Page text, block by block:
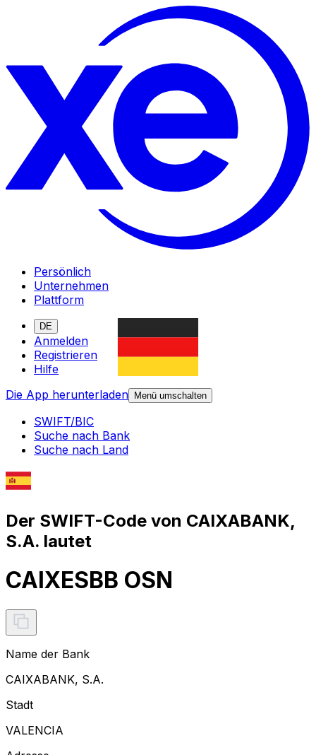
Persönlich
Unternehmen
Plattform
DE
Anmelden
Registrieren
Hilfe
Die App herunterladen
Menü umschalten
SWIFT/BIC
Suche nach Bank
Suche nach Land
Der SWIFT-Code von CAIXABANK,
S.A. lautet
CAIXESBB OSN
Name der Bank
CAIXABANK, S.A.
Stadt
VALENCIA